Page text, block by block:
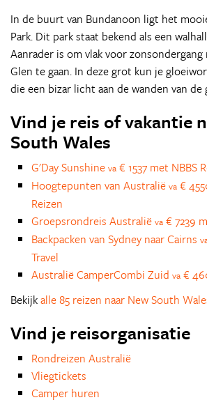
In de buurt van Bundanoon ligt het
Park. Dit park staat bekend als een
Aanrader is om vlak voor
Glen te gaan. In deze grot kun je
die een bizar licht aan de wanden van
Vind je reis of vakantie
South Wales
G'Day Sunshine va € 1537 met NBBS
Hoogtepunten van Australië va €
Reizen
Groepsrondreis Australië va € 7239
Backpacken van Sydney naar Cairns
Travel
Australië CamperCombi Zuid va €
Bekijkalle 85 reizen naar New South
Vind je reisorganisatie
Rondreizen Australië
Vliegtickets
Camper huren